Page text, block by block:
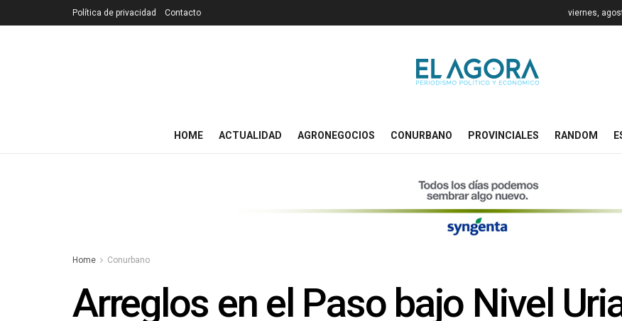
Política de privacidad Contacto viernes,
HOME ACTUALIDAD AGRONEGOCIOS CONURBANO PROVINCIALES RANDOM
Home Conurbano
Arreglos en el Paso bajo Nivel